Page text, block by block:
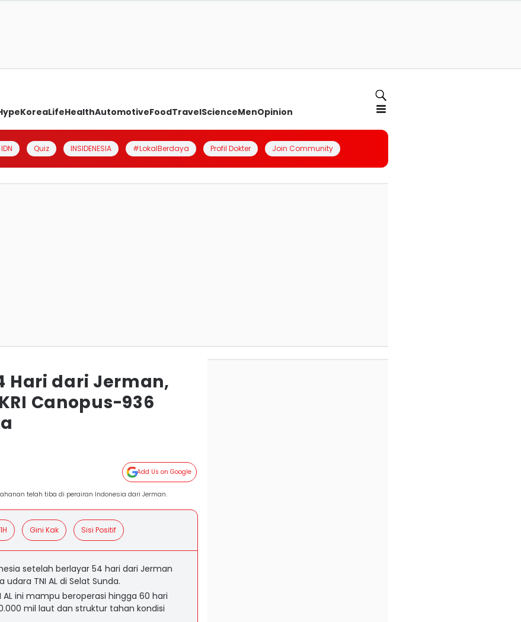
KoreaLifeHealthAutomotiveFoodTravelScienceMenOpinion
Quiz INSIDENESIA #LokalBerdaya Profil Dokter Join Community
Hari dari Jerman,
Canopus-936
Add Us on Google
telah tiba di perairan Indonesia dari Jerman.
Gini Kak Sisi Positif
setelah berlayar 54 hari dari Jerman
TNI AL di Selat Sunda.
AL ini mampu beroperasi hingga 60 hari
mil laut dan struktur tahan kondisi